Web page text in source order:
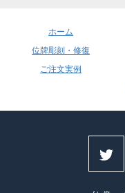
ホーム
位牌彫刻・修復
ご注文実例